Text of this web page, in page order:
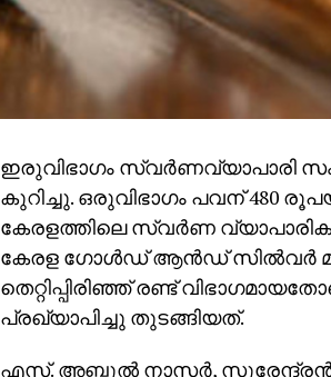
ഇരുവിഭാഗം സ്വർണവ്യാപാരി
കുറിച്ചു. ഒരുവിഭാഗം പവന് 480
കേരളത്തിലെ സ്വർണ
കേരള ഗോൾഡ് ആൻഡ് സിൽവർ
തെറ്റിപ്പിരിഞ്ഞ് രണ്ട്
പ്രഖ്യാപിച്ചു തുടങ്ങിയത്.
എസ്. അബ്ദുൽ നാസർ, സുരേന്ദ്രൻ